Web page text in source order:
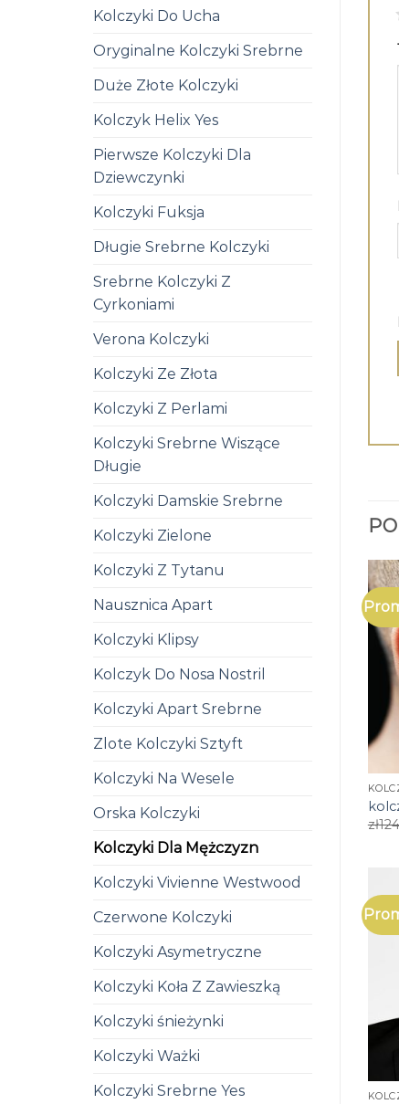
Kolczyki Do Ucha
Oryginalne Kolczyki Srebrne
Duże Złote Kolczyki
Kolczyk Helix Yes
Pierwsze Kolczyki Dla
Dziewczynki
Kolczyki Fuksja
Długie Srebrne Kolczyki
Srebrne Kolczyki Z
Cyrkoniami
Verona Kolczyki
Kolczyki Ze Złota
Kolczyki Z Perlami
Kolczyki Srebrne Wiszące
Długie
Kolczyki Damskie Srebrne
Kolczyki Zielone
Kolczyki Z Tytanu
Nausznica Apart
Kolczyki Klipsy
Kolczyk Do Nosa Nostril
Kolczyki Apart Srebrne
Zlote Kolczyki Sztyft
Kolczyki Na Wesele
Orska Kolczyki
Kolczyki Dla Mężczyzn
Kolczyki Vivienne Westwood
Czerwone Kolczyki
Kolczyki Asymetryczne
Kolczyki Koła Z Zawieszką
Kolczyki śnieżynki
Kolczyki Ważki
Kolczyki Srebrne Yes
zł